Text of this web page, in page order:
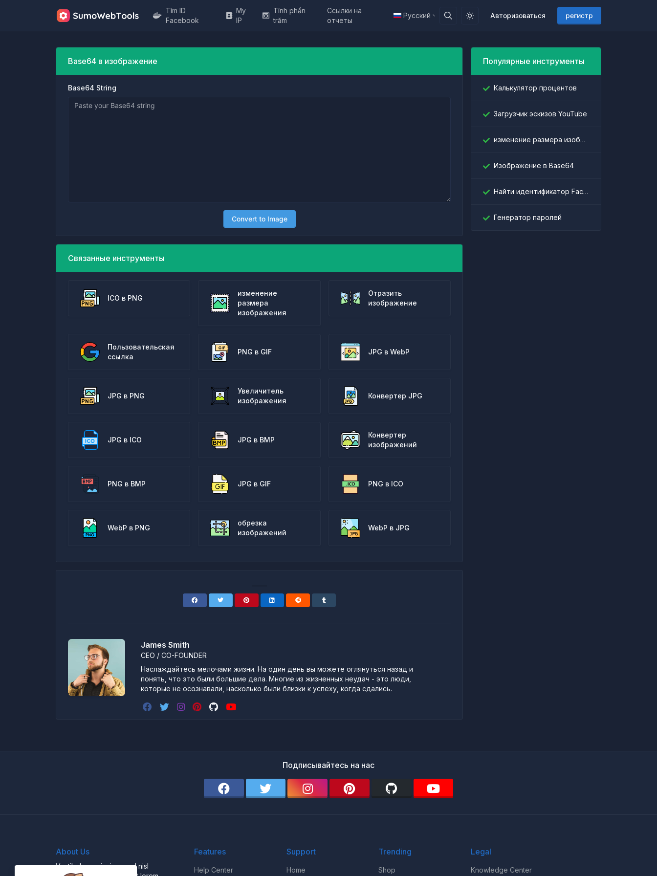
Авторизоваться регистр
Tìm ID
Facebook
My
IP
Tính phần
trăm
Ссылки на
отчеты
Русский
Base64 в изображение
Base64 String
Convert to Image
Связанные инструменты
ICO в PNG
изменение
размера
изображения
Отразить
изображение
Пользовательская
ссылка
PNG в GIF JPG в WebP
JPG в PNG
Увеличитель
изображения
Конвертер JPG
JPG в ICO JPG в BMP
Конвертер
изображений
PNG в BMP JPG в GIF PNG в ICO
WebP в PNG
обрезка
изображений
WebP в JPG
James Smith
CEO / CO-FOUNDER
Наслаждайтесь мелочами жизни. На один день вы можете оглянуться назад и
понять, что это были большие дела. Многие из жизненных неудач - это люди,
которые не осознавали, насколько были близки к успеху, когда сдались.
Популярные инструменты
Калькулятор процентов
Загрузчик эскизов YouTube
изменение размера изображения
Изображение в Base64
Найти идентификатор Facebook
Генератор паролей
Подписывайтесь на нас
About Us
Vestibulum quis risus sed nisl
Features
Help Center
Support
Home
Trending
Shop
Legal
Knowledge Center